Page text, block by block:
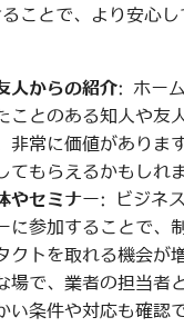
ことで、より安心
人からの紹介: ホー
ことのある知人や友
非常に価値がありま
てもらえるかもしれ
やセミナー: ビジネ
に参加することで、
クトを取れる機会が
場で、業者の担当者
い条件や対応も確認